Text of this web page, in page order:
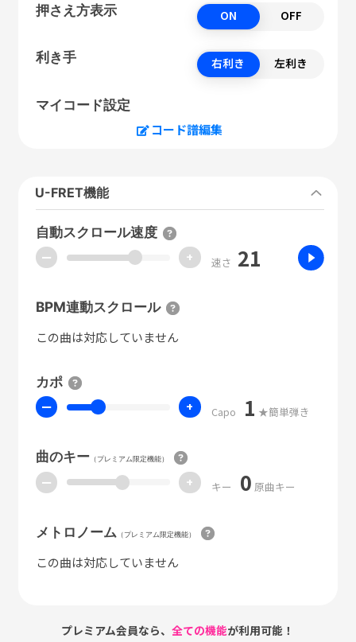
押さえ方表示 ON OFF
利き手 右利き 左利き
マイコード設定
コード譜編集
U-FRET機能
自動スクロール速度
ー + 速さ 21
BPM連動スクロール
この曲は対応していません
カポ
ー + Capo 1 ★簡単弾き
曲のキー（プレミアム限定機能）
ー + キー 0 原曲キー
メトロノーム （プレミアム限定機能）
この曲は対応していません
プレミアム会員なら、全ての機能が利用可能！